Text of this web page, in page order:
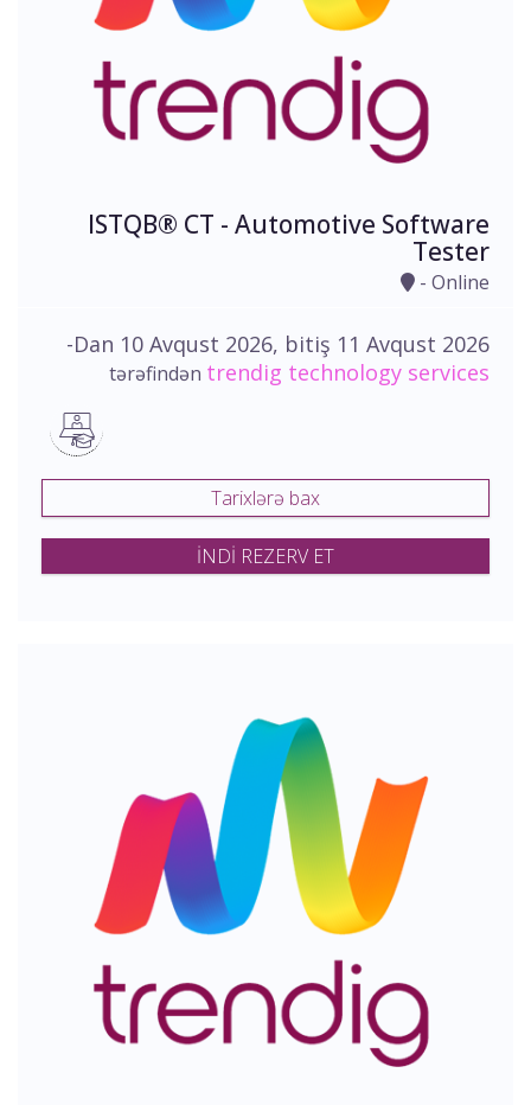
ISTQB® CT - Automotive Software
Tester
- Online
-Dan 10 Avqust 2026, bitiş 11 Avqust 2026
tərəfindən trendig technology services
Tarixlərə bax
İNDİ REZERV ET